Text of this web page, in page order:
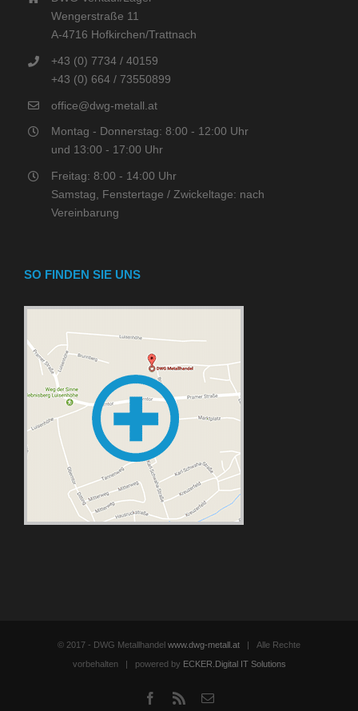
Wengerstraße 11
A-4716 Hofkirchen/Trattnach
+43 (0) 7734 / 40159
+43 (0) 664 / 73550899
office@dwg-metall.at
Montag - Donnerstag: 8:00 - 12:00 Uhr
und 13:00 - 17:00 Uhr
Freitag: 8:00 - 14:00 Uhr
Samstag, Fenstertage / Zwickeltage: nach
Vereinbarung
SO FINDEN SIE UNS
© 2017 - DWG Metallhandel www.dwg-metall.at | Alle Rechte
vorbehalten | powered by ECKER.Digital IT Solutions
Facebook
Rss Email